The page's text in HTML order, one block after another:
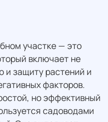
участке — это
включает не
и защиту растений и
факторов.
но эффективный
садоводами